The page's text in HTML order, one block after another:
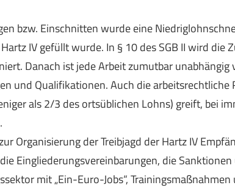
bzw. Einschnitten wurde eine
IV gefüllt wurde. In § 10 des SGB II wird die
Danach ist jede Arbeit zumutbar
und Qualifikationen. Auch die arbeitsrechtliche
als 2/3 des ortsüblichen Lohns) greift, bei
Organisierung der Treibjagd der Hartz IV
Eingliederungsvereinbarungen, die
mit „Ein-Euro-Jobs“,